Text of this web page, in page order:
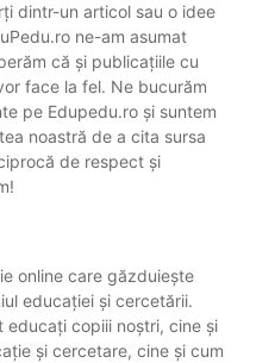
dintr-un articol sau o idee
ne-am asumat
că și publicațiile cu
face la fel. Ne bucurăm
pe Edupedu.ro și suntem
noastră de a cita sursa
de respect și
online care găzduiește
educației și cercetării.
educați copiii noștri, cine și
și cercetare, cine și cum